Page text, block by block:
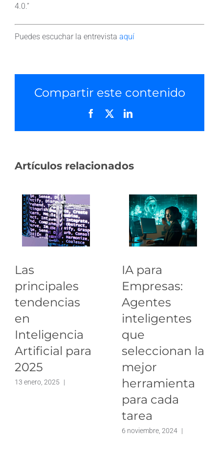
4.0.”
Puedes escuchar la entrevista aquí
Compartir este contenido
Facebook LinkedIn
Artículos relacionados
Las
principales
tendencias
en
Inteligencia
Artificial para
2025
13 enero, 2025 |
IA para
Empresas:
Agentes
inteligentes
que
seleccionan la
mejor
herramienta
para cada
tarea
6 noviembre, 2024 |